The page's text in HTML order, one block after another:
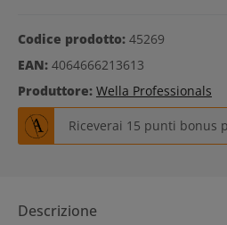
Codice prodotto: 45269
EAN: 4064666213613
Produttore: Wella Professionals
Riceverai 15 punti bonus
Descrizione